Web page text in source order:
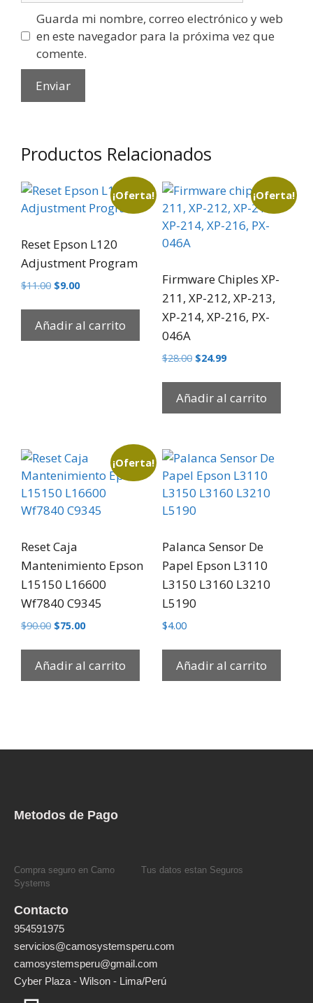
Guarda mi nombre, correo electrónico y web
en este navegador para la próxima vez que
comente.
Productos Relacionados
¡Oferta!
Reset Epson L120
Adjustment Program
$11.00 $9.00
Añadir al carrito
¡Oferta!
Firmware Chiples XP-
211, XP-212, XP-213,
XP-214, XP-216, PX-
046A
$28.00 $24.99
Añadir al carrito
¡Oferta!
Reset Caja
Mantenimiento Epson
L15150 L16600
Wf7840 C9345
$90.00 $75.00
Añadir al carrito
Palanca Sensor De
Papel Epson L3110
L3150 L3160 L3210
L5190
$4.00
Añadir al carrito
Metodos de Pago
Compra seguro en Camo
Systems
Tus datos estan Seguros
Contacto
954591975
servicios@camosystemsperu.com
camosystemsperu@gmail.com
Cyber Plaza - Wilson - Lima/Perú